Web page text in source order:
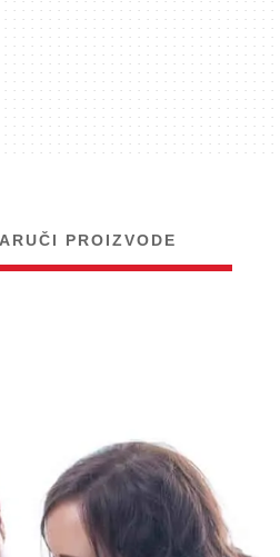
PROIZVODE